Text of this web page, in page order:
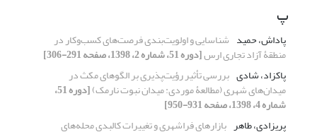
پ
پاداش، حمید شناسایی و اولویت‌بندی فرصت‌های کسب‌وکار در
منطقۀ آزاد تجاری ارس[دوره 51، شماره 2، 1398، صفحه 291-306]
پاکزاد، شادی بررسی تأثیر رؤیت‌پذیری بر الگوهای مکث در
میدان‌های شهری (مطالعۀ موردی: میدان نبوت نارمک) [دوره 51،
شماره 4، 1398، صفحه 931-950]
پریزادی، طاهر بازارهای فراشهری و تغییرات کالبدی محله‌های